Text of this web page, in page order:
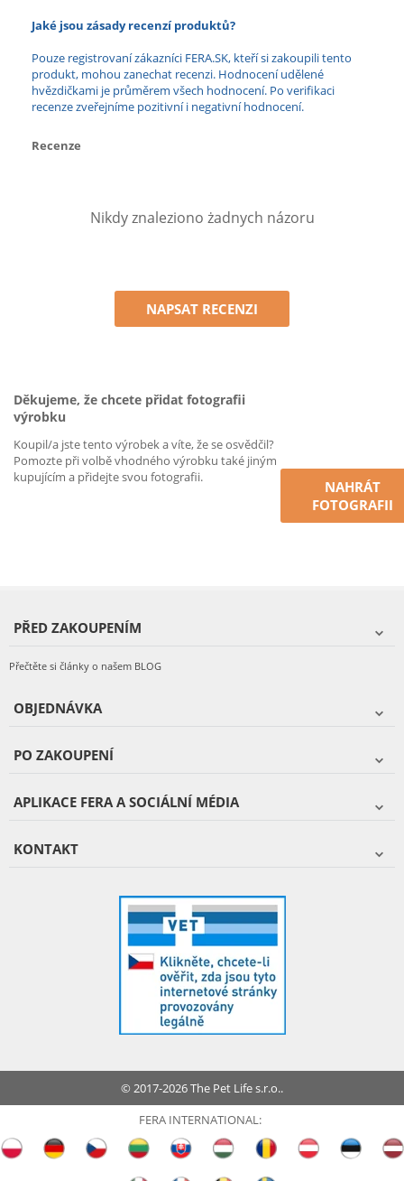
Jaké jsou zásady recenzí produktů?
Pouze registrovaní zákazníci FERA.SK, kteří si zakoupili tento
produkt, mohou zanechat recenzi. Hodnocení udělené
hvězdičkami je průměrem všech hodnocení. Po verifikaci
recenze zveřejníme pozitivní i negativní hodnocení.
Recenze
Nikdy znaleziono żadnych názoru
NAPSAT RECENZI
Děkujeme, že chcete přidat fotografii
výrobku
Koupil/a jste tento výrobek a víte, že se osvědčil?
Pomozte při volbě vhodného výrobku také jiným
kupujícím a přidejte svou fotografii.
NAHRÁT
FOTOGRAFII
PŘED ZAKOUPENÍM
Přečtěte si články o našem BLOG
OBJEDNÁVKA
PO ZAKOUPENÍ
APLIKACE FERA A SOCIÁLNÍ MÉDIA
KONTAKT
© 2017-2026 The Pet Life s.r.o..
FERA INTERNATIONAL: